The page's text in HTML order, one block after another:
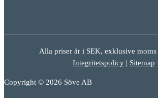
Alla priser är i SEK, exklusive
Integritetspolicy | Sitemap
Copyright © 2026 Söve AB